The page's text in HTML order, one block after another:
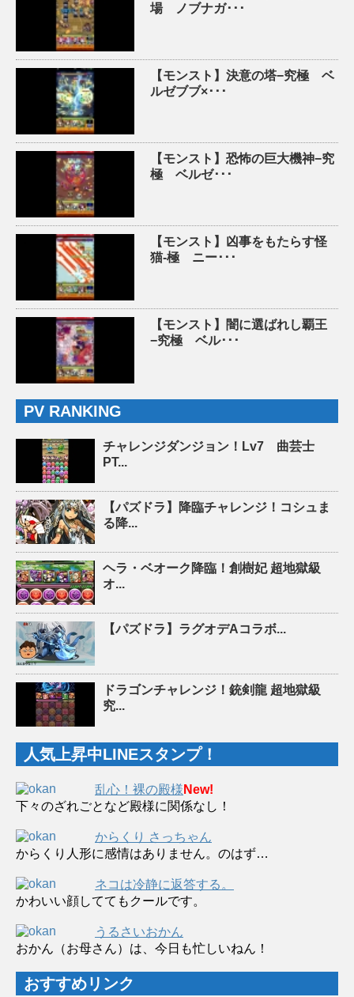
場 ノブナガ･･･
【モンスト】決意の塔−究極 ベ
ルゼブブ×･･･
【モンスト】恐怖の巨大機神−究
極 ベルゼ･･･
【モンスト】凶事をもたらす怪
猫-極 ニー･･･
【モンスト】闇に選ばれし覇王
−究極 ベル･･･
PV RANKING
チャレンジダンジョン！Lv7 曲芸士
PT...
【パズドラ】降臨チャレンジ！コシュま
る降...
ヘラ・ベオーク降臨！創樹妃 超地獄級
オ...
【パズドラ】ラグオデAコラボ...
ドラゴンチャレンジ！銃剣龍 超地獄級
究...
人気上昇中LINEスタンプ！
乱心！裸の殿様 New!
下々のざれごとなど殿様に関係なし！
からくり さっちゃん
からくり人形に感情はありません。のはず…
ネコは冷静に返答する。
かわいい顔しててもクールです。
うるさいおかん
おかん（お母さん）は、今日も忙しいねん！
おすすめリンク